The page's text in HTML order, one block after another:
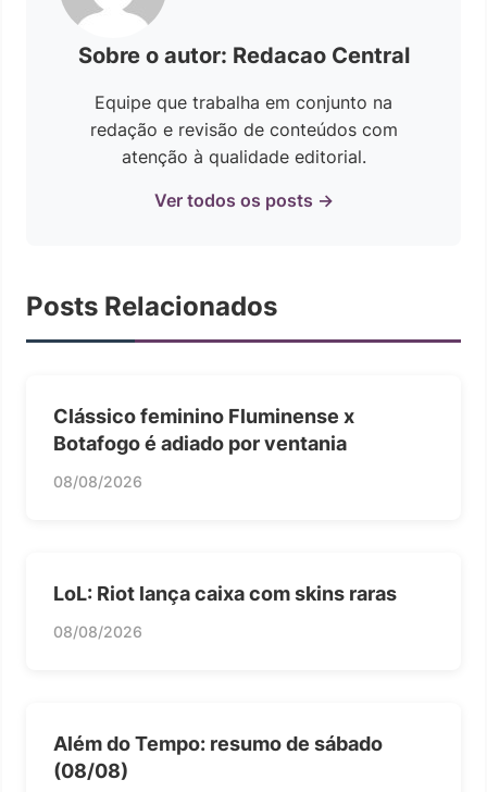
Sobre o autor: Redacao Central
Equipe que trabalha em conjunto na
redação e revisão de conteúdos com
atenção à qualidade editorial.
Ver todos os posts →
Posts Relacionados
Clássico feminino Fluminense x
Botafogo é adiado por ventania
08/08/2026
LoL: Riot lança caixa com skins raras
08/08/2026
Além do Tempo: resumo de sábado
(08/08)